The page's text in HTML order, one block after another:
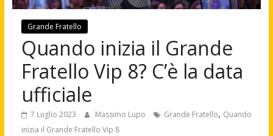
Grande Fratello
Quando inizia il Grande
Fratello Vip 8? C’è la data
ufficiale
7 Luglio 2023 Massimo Lupo Grande Fratello, Quando
inizia il Grande Fratello Vip 8